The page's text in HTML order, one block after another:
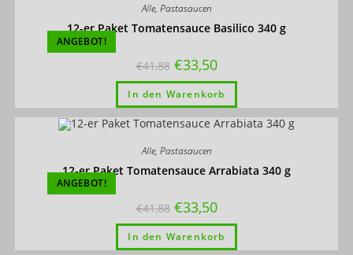
ANGEBOT!
Alle, Pastasaucen
12-er Paket Tomatensauce Basilico 340 g
€41,88 €33,50
In den Warenkorb
ANGEBOT!
Alle, Pastasaucen
12-er Paket Tomatensauce Arrabiata 340 g
€41,88 €33,50
In den Warenkorb